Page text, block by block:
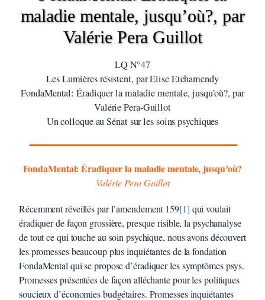
maladie mentale, jusqu’où?, par
Valérie Pera Guillot
LQ N°47
Les Lumières résistent, par Elise Etchamendy
FondaMental: Éradiquer la maladie mentale, jusqu’où?, par
Valérie Pera-Guillot
Un colloque au Sénat sur les soins psychiques
FondaMental: Éradiquer la maladie mentale, jusqu’où?
Valérie Pera Guillot
Récemment réveillés par l’amendement 159[1] qui voulait
éradiquer de façon grossière, presque risible, la psychanalyse
de tout ce qui touche au soin psychique, nous avons découvert
les promesses beaucoup plus inquiétantes de la fondation
FondaMental qui se propose d’éradiquer les symptômes psys.
Promesses présentées de façon alléchante pour les politiques
soucieux d’économies budgétaires. Promesses inquiétantes